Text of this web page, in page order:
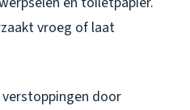
vroeg of laat
door